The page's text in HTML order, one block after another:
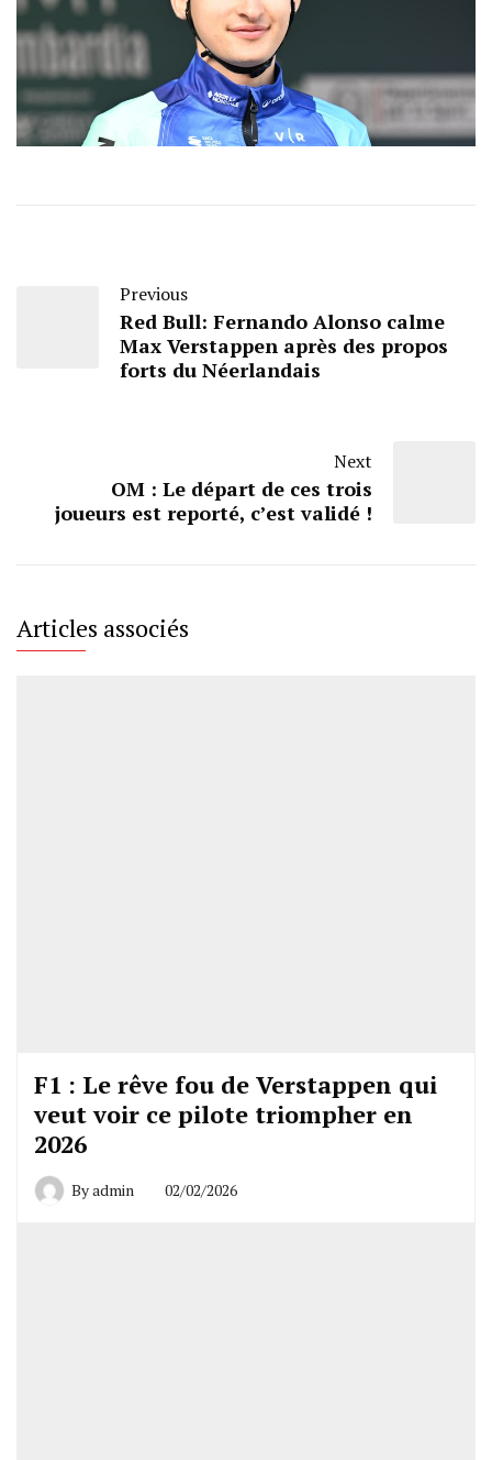
Previous
Red Bull: Fernando Alonso calme
Max Verstappen après des propos
forts du Néerlandais
Next
OM : Le départ de ces trois
joueurs est reporté, c’est validé !
Articles associés
F1 : Le rêve fou de Verstappen qui
veut voir ce pilote triompher en
2026
Byadmin 02/02/2026